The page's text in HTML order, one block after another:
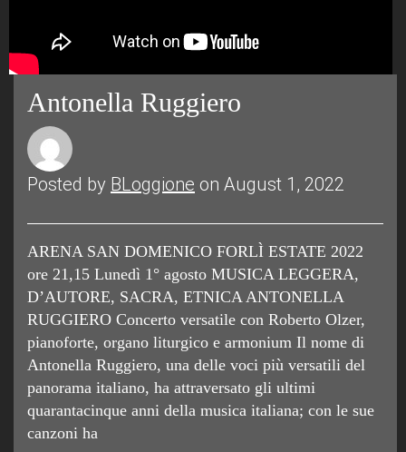
Antonella Ruggiero
Posted by BLoggione on August 1, 2022
ARENA SAN DOMENICO FORLÌ ESTATE 2022
ore 21,15 Lunedì 1° agosto MUSICA LEGGERA,
D’AUTORE, SACRA, ETNICA ANTONELLA
RUGGIERO Concerto versatile con Roberto Olzer,
pianoforte, organo liturgico e armonium Il nome di
Antonella Ruggiero, una delle voci più versatili del
panorama italiano, ha attraversato gli ultimi
quarantacinque anni della musica italiana; con le sue
canzoni ha